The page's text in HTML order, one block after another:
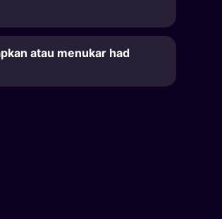
atau menukar had